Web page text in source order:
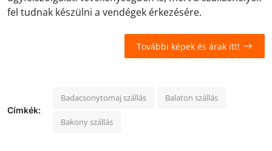
fel tudnak készülni a vendégek érkezésére.
További képek és árak itt!
Címkék:
Badacsonytomaj szállás Balaton szállás
Bakony szállás